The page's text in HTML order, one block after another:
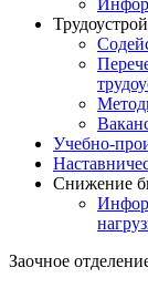
Учебно-
Снижение
Заочное